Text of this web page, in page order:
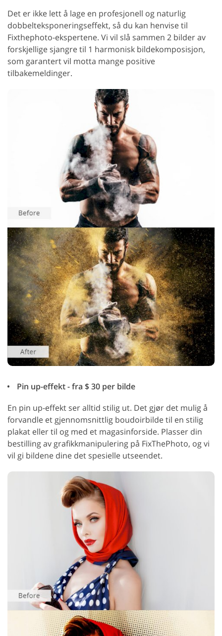
Det er ikke lett å lage en profesjonell og naturlig
dobbelteksponeringseffekt, så du kan henvise til
Fixthephoto-ekspertene. Vi vil slå sammen 2 bilder av
forskjellige sjangre til 1 harmonisk bildekomposisjon,
som garantert vil motta mange positive
tilbakemeldinger.
Pin up-effekt - fra $ 30 per bilde
En pin up-effekt ser alltid stilig ut. Det gjør det mulig å
forvandle et gjennomsnittlig boudoirbilde til en stilig
plakat eller til og med et magasinforside. Plasser din
bestilling av grafikkmanipulering på FixThePhoto, og vi
vil gi bildene dine det spesielle utseendet.